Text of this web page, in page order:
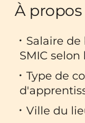
À
Salaire
SMIC selon
Type de
Ville du